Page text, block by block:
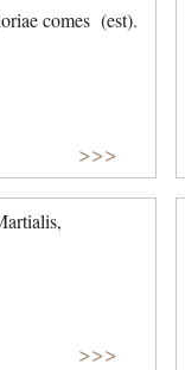
comes (est).
>>>
>>>